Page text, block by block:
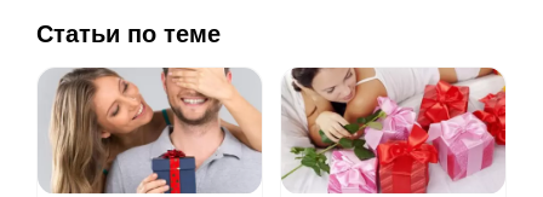
Статьи по теме